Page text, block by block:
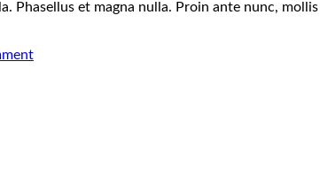
Phasellus et magna nulla. Proin ante nunc,